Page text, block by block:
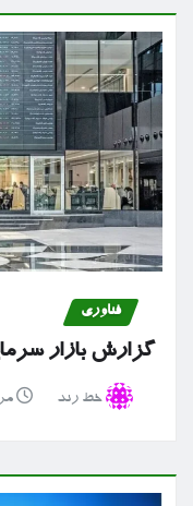
فناوری
گزارش بازار سرمایه امروز
خط رند